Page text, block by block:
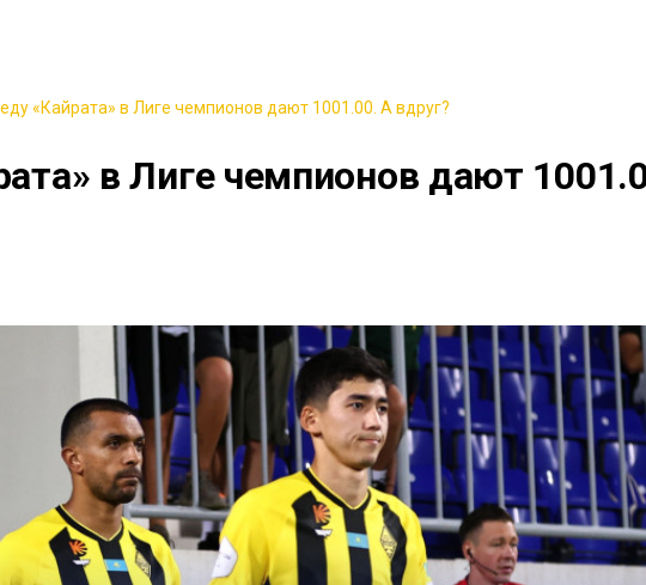
«Кайрата» в Лиге чемпионов дают 1001.00. А вдруг?
в Лиге чемпионов дают